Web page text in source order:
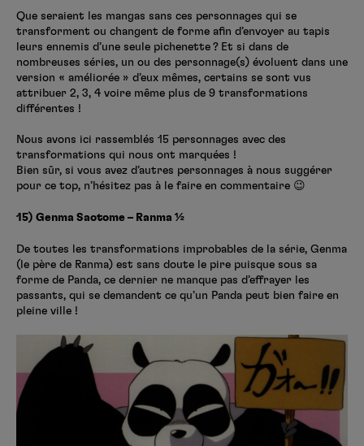
Que seraient les mangas sans ces personnages qui se
transforment ou changent de forme afin d’envoyer au tapis
leurs ennemis d’une seule pichenette ? Et si dans de
nombreuses séries, un ou des personnage(s) évoluent dans une
version « améliorée » d’eux mêmes, certains se sont vus
attribuer 2, 3, 4 voire même plus de 9 transformations
différentes !
Nous avons ici rassemblés 15 personnages avec des
transformations qui nous ont marquées !
Bien sûr, si vous avez d’autres personnages à nous suggérer
pour ce top, n’hésitez pas à le faire en commentaire 😉
15) Genma Saotome – Ranma ½
De toutes les transformations improbables de la série, Genma
(le père de Ranma) est sans doute le pire puisque sous sa
forme de Panda, ce dernier ne manque pas d’effrayer les
passants, qui se demandent ce qu’un Panda peut bien faire en
pleine ville !
Se connecter S’inscrire
Hunter x Hunter
Fire Force
Black Butler